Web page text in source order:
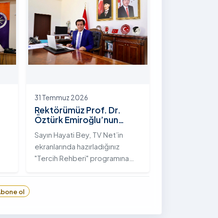
hayata geçirilen "İstifli Taş
Tahkimatı" projesi titizlikle
tamamlandı.
31 Temmuz 2026
Rektörümüz Prof. Dr.
Öztürk Emiroğlu’nun
"Tercih Rehberi"
Programındaki Röportajı
Sayın Hayati Bey, TV Net’in
ekranlarında hazırladığınız
"Tercih Rehberi" programına
ol